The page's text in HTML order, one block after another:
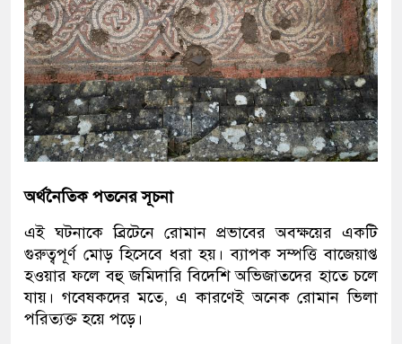
অর্থনৈতিক পতনের সূচনা
এই ঘটনাকে ব্রিটেনে রোমান প্রভাবের অবক্ষয়ের একটি
গুরুত্বপূর্ণ মোড় হিসেবে ধরা হয়। ব্যাপক সম্পত্তি বাজেয়াপ্ত
হওয়ার ফলে বহু জমিদারি বিদেশি অভিজাতদের হাতে চলে
যায়। গবেষকদের মতে, এ কারণেই অনেক রোমান ভিলা
পরিত্যক্ত হয়ে পড়ে।